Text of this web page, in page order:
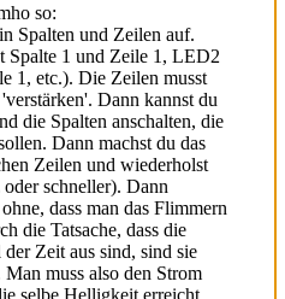
so:
Spalten und Zeilen auf.
1 und Zeile 1, LED2
1, etc.). Die Zeilen musst
Dann kannst du
die Spalten anschalten, die
Dann machst du das
Zeilen und wiederholst
schneller). Dann
dass man das Flimmern
die Tatsache, dass die
Zeit aus sind, sind sie
muss also den Strom
selbe Helligkeit erreicht